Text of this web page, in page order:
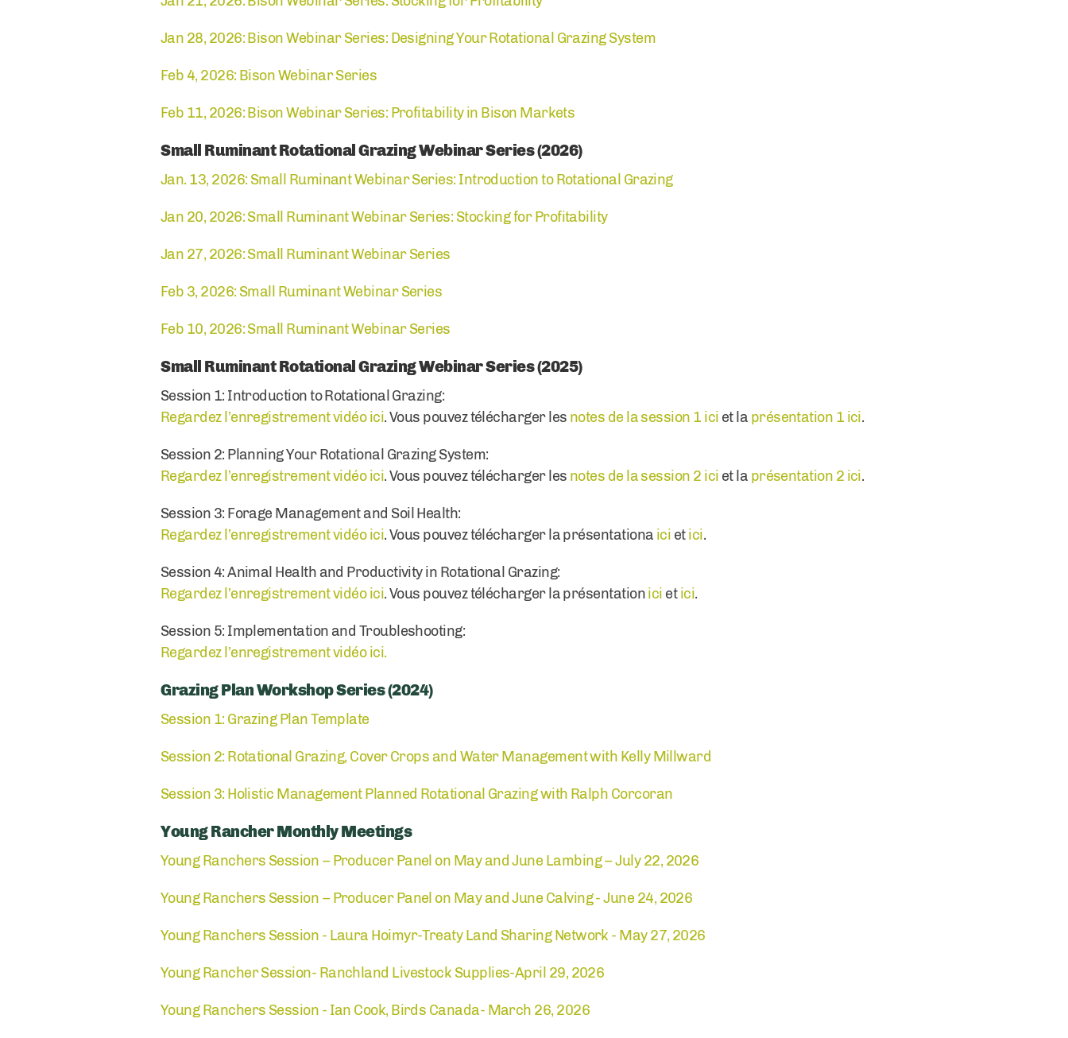
Jan 28, 2026: Bison Webinar Series: Designing Your Rotational Grazing System
Feb 4, 2026: Bison Webinar Series
Feb 11, 2026: Bison Webinar Series: Profitability in Bison Markets
Small Ruminant Rotational Grazing Webinar Series (2026)
Jan. 13, 2026: Small Ruminant Webinar Series: Introduction to Rotational Grazing
Jan 20, 2026: Small Ruminant Webinar Series: Stocking for Profitability
Jan 27, 2026: Small Ruminant Webinar Series
Feb 3, 2026: Small Ruminant Webinar Series
Feb 10, 2026: Small Ruminant Webinar Series
Small Ruminant Rotational Grazing Webinar Series (2025)
Session 1: Introduction to Rotational Grazing:
Regardez l’enregistrement vidéo ici. Vous pouvez télécharger les notes de la session 1 ici et la présentation 1 ici.
Session 2: Planning Your Rotational Grazing System:
Regardez l’enregistrement vidéo ici. Vous pouvez télécharger les notes de la session 2 ici et la présentation 2 ici.
Session 3: Forage Management and Soil Health:
Regardez l’enregistrement vidéo ici. Vous pouvez télécharger la présentationa ici etici.
Session 4: Animal Health and Productivity in Rotational Grazing:
Regardez l’enregistrement vidéo ici. Vous pouvez télécharger la présentationici etici.
Session 5: Implementation and Troubleshooting:
Regardez l’enregistrement vidéo ici.
Grazing Plan Workshop Series (2024)
Session 1: Grazing Plan Template
Session 2: Rotational Grazing, Cover Crops and Water Management with Kelly Millward
Session 3: Holistic Management Planned Rotational Grazing with Ralph Corcoran
Young Rancher Monthly Meetings
Young Ranchers Session – Producer Panel on May and June Lambing – July 22, 2026
Young Ranchers Session – Producer Panel on May and June Calving - June 24, 2026
Young Ranchers Session - Laura Hoimyr-Treaty Land Sharing Network - May 27, 2026
Young Rancher Session- Ranchland Livestock Supplies-April 29, 2026
Young Ranchers Session - Ian Cook, Birds Canada- March 26, 2026